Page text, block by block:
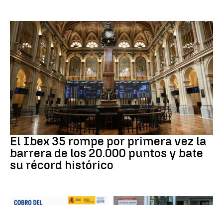
Bolsa
El Ibex 35 rompe por primera vez la
barrera de los 20.000 puntos y bate
su récord histórico